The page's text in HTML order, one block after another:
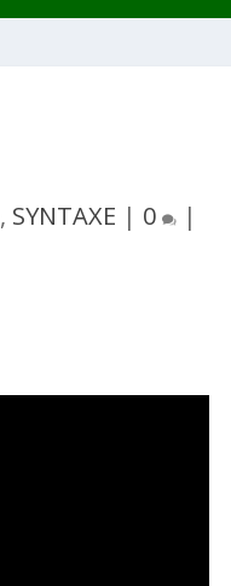
, SYNTAXE | 0 |